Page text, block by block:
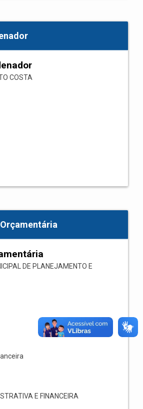
COSTA
DE PLANEJAMENTO E
E FINANCEIRA